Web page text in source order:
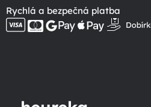
Rychlá a bezpečná platba